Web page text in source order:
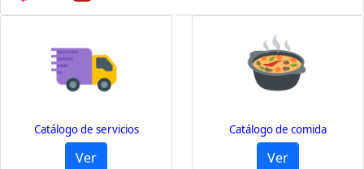
Catálogo de servicios
Ver
Catálogo de comida
Ver